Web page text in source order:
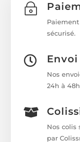
~
sécurisé.

Nos
24h à

Nos colis
par